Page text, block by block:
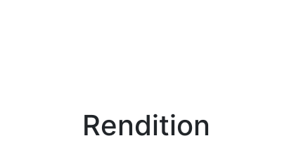
Rendition